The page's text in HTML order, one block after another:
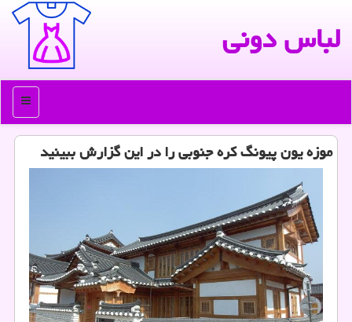
لباس دونی
منو
موزه یون پیونگ كره جنوبی را در این گزارش ببینید